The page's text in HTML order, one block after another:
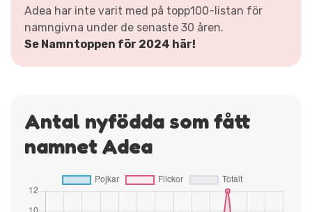
Adea har inte varit med på topp100-listan för
namngivna under de senaste 30 åren.
Se Namntoppen för 2024 här!
Antal nyfödda som fått
namnet Adea